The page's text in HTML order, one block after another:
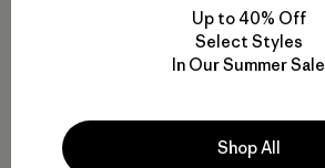
Up to 40% Off
Select Styles
In Our Summer Sale
Shop All